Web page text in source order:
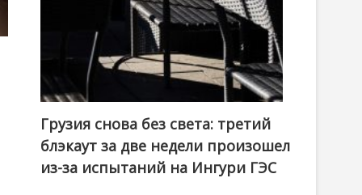
Грузия снова без света: третий
блэкаут за две недели произошел
из-за испытаний на Ингури ГЭС